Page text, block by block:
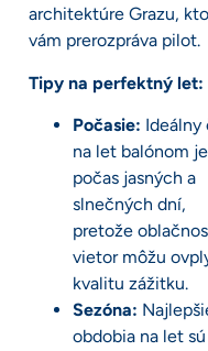
architektúre Grazu,
vám prerozpráva pilot.
Tipy na perfektný let:
Počasie: Ideálny
na let balónom je
počas jasných a
slnečných dní,
pretože
vietor môžu
kvalitu zážitku.
Sezóna:
obdobia na let sú